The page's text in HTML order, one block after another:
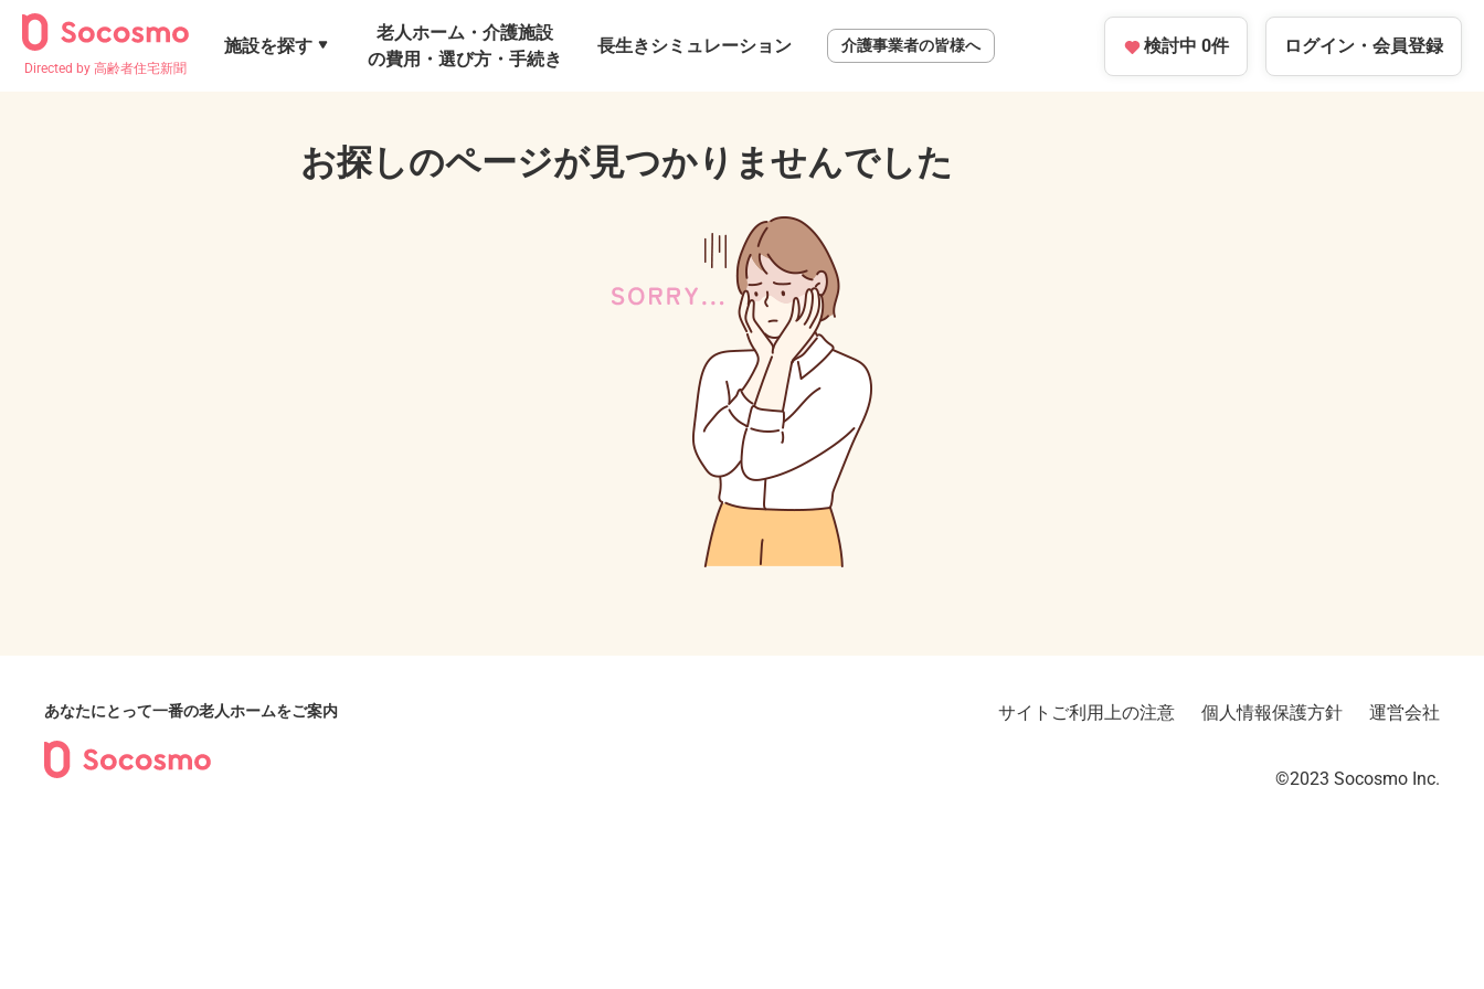
Directed by 高齢者住宅新聞
施設を探す
老人ホーム・介護施設
の費用・選び方・手続き
長生きシミュレーション 介護事業者の皆様へ 検討中 0件 ログイン・ 会員登録
お探しのページが見つかりませんでした
あなたにとって一番の老人ホームをご案内 サイトご利用上の注意 個人情報保護方針 運営会社
©2023︎ Socosmo Inc.